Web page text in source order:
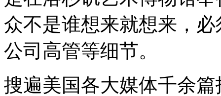
众不是谁想来就想来，
公司高管等细节。
搜遍美国各大媒体千余